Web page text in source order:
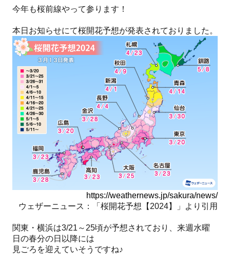
今年も桜前線やって参ります！
本日お知らせにて桜開花予想が発表されておりました。
https://weathernews.jp/sakura/news/
ウェザーニュース：「桜開花予想【2024】」より引用
関東・横浜は3/21～25頃が予想されており、来週水曜
日の春分の日以降には
見ごろを迎えていそうですね♪